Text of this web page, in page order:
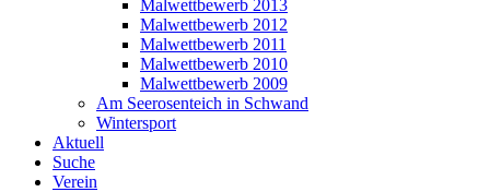
Malwettbewerb 2013
Malwettbewerb 2012
Malwettbewerb 2011
Malwettbewerb 2010
Malwettbewerb 2009
Am Seerosenteich in Schwand
Wintersport
Aktuell
Suche
Verein